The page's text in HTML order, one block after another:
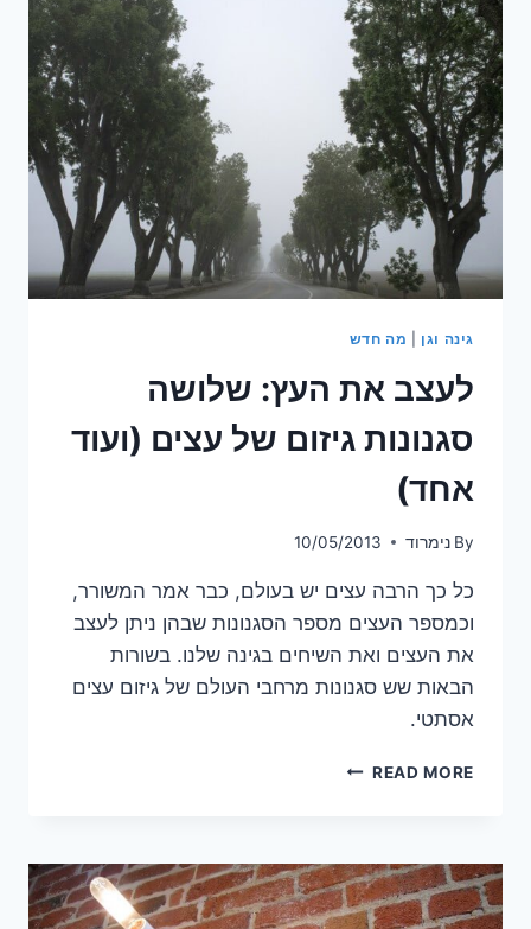
כדי
לשים
את
השם
שלו
על
המקרר
גינה וגן מה חדש
לעצב את העץ: שלושה
סגנונות גיזום של עצים (ועוד
אחד)
By נימרוד 10/05/2013
כל כך הרבה עצים יש בעולם, כבר אמר המשורר,
וכמספר העצים מספר הסגנונות שבהן ניתן לעצב
את העצים ואת השיחים בגינה שלנו. בשורות
הבאות שש סגנונות מרחבי העולם של גיזום עצים
אסתטי.
READ MOREלעצב
סגנונות
גיזום
של